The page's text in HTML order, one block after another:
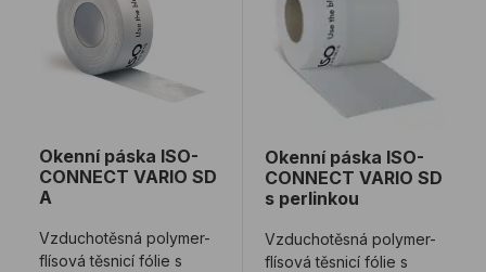
Okenní páska ISO-
CONNECT VARIO SD
A
Vzduchotěsná polymer-
flísová těsnicí fólie s
Okenní páska ISO-
CONNECT VARIO SD
s perlinkou
Vzduchotěsná polymer-
flísová těsnicí fólie s